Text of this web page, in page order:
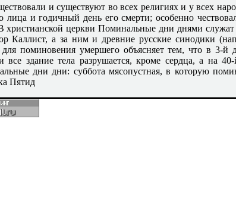
и существуют во всех религиях и у всех
и годичный день его смерти; особенно
церкви Поминальные дни днями
Каллист, а за ним и древние русские синодики
поминовения умершего объясняет тем, что в 3-й
здание тела разрушается, кроме сердца, а на
дни дни: суббота мясопустная, в которую
Пятид